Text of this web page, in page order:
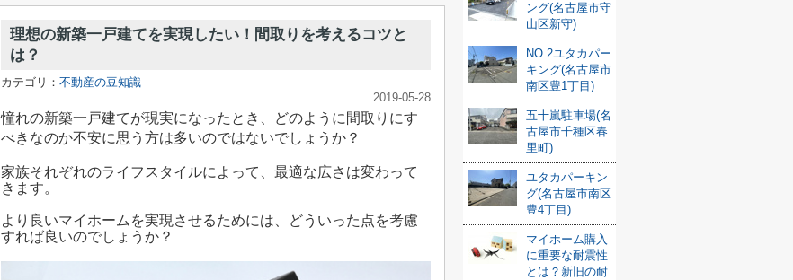
理想の新築一戸建てを実現したい！間取りを考えるコツと
は？
カテゴリ： 不動産の豆知識
2019-05-28
憧れの新築一戸建てが現実になったとき、どのように間取りにす
べきなのか不安に思う方は多いのではないでしょうか？
家族それぞれのライフスタイルによって、最適な広さは変わって
きます。
より良いマイホームを実現させるためには、どういった点を考慮
すれば良いのでしょうか？
ング(名古屋市守
山区新守)
NO.2ユタカパー
キング(名古屋市
南区豊1丁目)
五十嵐駐車場(名
古屋市千種区春
里町)
ユタカパーキン
グ(名古屋市南区
豊4丁目)
マイホーム購入
に重要な耐震性
とは？新旧の耐